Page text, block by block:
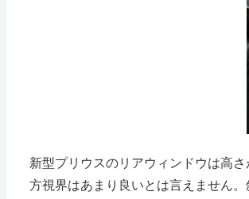
新型プリウスのリアウィンドウは高
方視界はあまり良いとは言えません